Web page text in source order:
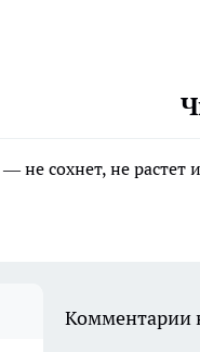
не сохнет, не
Комментарии